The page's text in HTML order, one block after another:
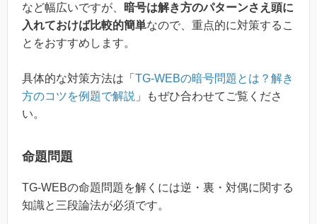
など幅広いですが、
暗号は解き方のパターンさえ頭に
入れておけば比較的簡単なので、重点的に対策するこ
とをおすすめします。
具体的な対策方法は「 TG-WEBの暗号問題とは？解き
方のコツを例題で解説 」もぜひ合わせてご覧くださ
い。
命題問題
TG-WEBの命題問題を解くには逆・裏・対偶に関する
知識と三段論法が必須です。